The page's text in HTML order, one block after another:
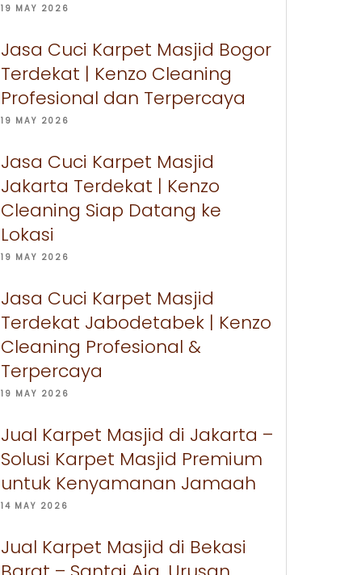
19 MAY 2026
Jasa Cuci Karpet Masjid Bogor
Terdekat | Kenzo Cleaning
Profesional dan Terpercaya
19 MAY 2026
Jasa Cuci Karpet Masjid
Jakarta Terdekat | Kenzo
Cleaning Siap Datang ke
Lokasi
19 MAY 2026
Jasa Cuci Karpet Masjid
Terdekat Jabodetabek | Kenzo
Cleaning Profesional &
Terpercaya
19 MAY 2026
Jual Karpet Masjid di Jakarta –
Solusi Karpet Masjid Premium
untuk Kenyamanan Jamaah
14 MAY 2026
Jual Karpet Masjid di Bekasi